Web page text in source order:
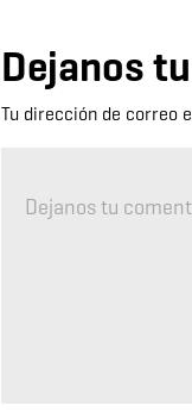
Dejanos
Tu dirección de correo